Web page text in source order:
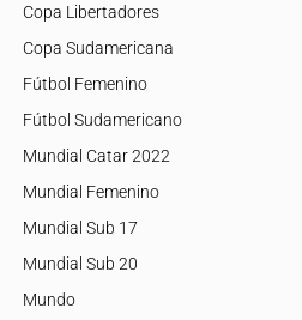
Copa Libertadores
Copa Sudamericana
Fútbol Femenino
Fútbol Sudamericano
Mundial Catar 2022
Mundial Femenino
Mundial Sub 17
Mundial Sub 20
Mundo